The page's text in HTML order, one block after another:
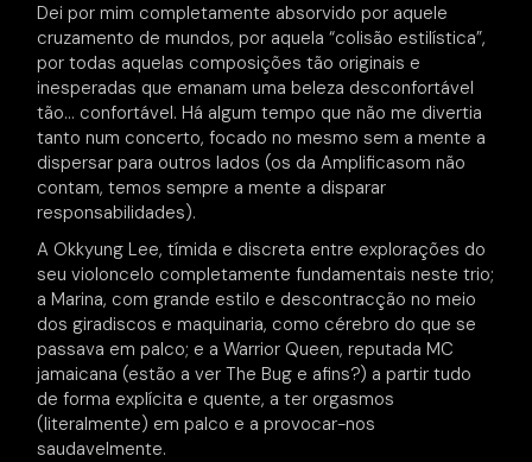
Dei por mim completamente absorvido por aquele
cruzamento de mundos, por aquela “colisão estilística”,
por todas aquelas composições tão originais e
inesperadas que emanam uma beleza desconfortável
tão… confortável. Há algum tempo que não me divertia
tanto num concerto, focado no mesmo sem a mente a
dispersar para outros lados (os da Amplificasom não
contam, temos sempre a mente a disparar
responsabilidades).
A Okkyung Lee, tímida e discreta entre explorações do
seu violoncelo completamente fundamentais neste trio;
a Marina, com grande estilo e descontracção no meio
dos giradiscos e maquinaria, como cérebro do que se
passava em palco; e a Warrior Queen, reputada MC
jamaicana (estão a ver The Bug e afins?) a partir tudo
de forma explícita e quente, a ter orgasmos
(literalmente) em palco e a provocar-nos
saudavelmente.